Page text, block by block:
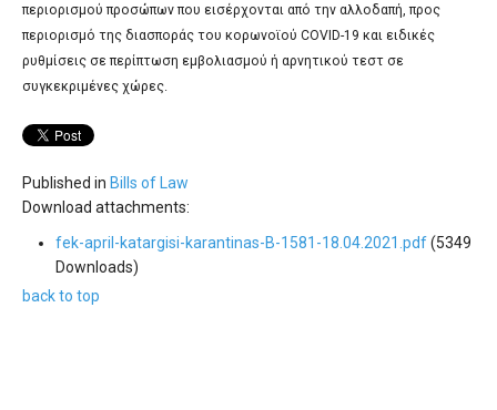
περιορισμού προσώπων που εισέρχονται από την αλλοδαπή, προς
περιορισμό της διασποράς του κορωνοϊού COVID-19 και ειδικές
ρυθμίσεις σε περίπτωση εμβολιασμού ή αρνητικού τεστ σε
συγκεκριμένες χώρες.
Published in Bills of Law
Download attachments:
fek-april-katargisi-karantinas-B-1581-18.04.2021.pdf(5349
Downloads)
back to top